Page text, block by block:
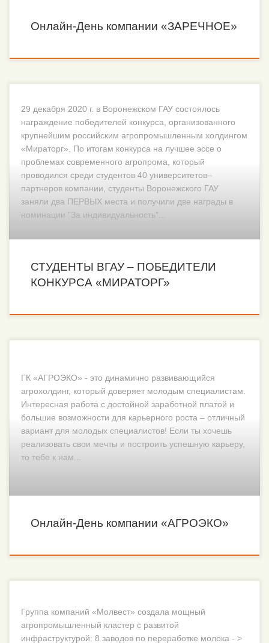
Онлайн-День компании «ЗАРЕЧНОЕ»
29 декабря 2020 г. в Воронежском ГАУ состоялось
награждение победителей конкурса, организованного
крупнейшим российским агропромышленным холдингом
«Мираторг». По итогам конкурса на лучшее эссе о
проблемах современного агропрома, который
проводился среди студентов 40 университетов–
партнеров компании, студенты Воронежского ГАУ
заняли два ПЕРВЫХ места и получили две награды в
номинации "За индивидуальность"...
СТУДЕНТЫ ВГАУ – ПОБЕДИТЕЛИ
КОНКУРСА «МИРАТОРГ»
ГК «АГРОЭКО» - это динамично развивающийся
агрохолдинг, который доверяет молодым специалистам.
Интересная работа с достойной заработной платой и
большие возможности для карьерного роста – отличный
вариант для молодых специалистов! Если ты хочешь
реализовать свои мечты и построить успешную карьеру,
то тебе к нам...
Онлайн-День компании «АГРОЭКО»
Группа компаний «Молвест» создала мощный
агропромышленный кластер с развитой
инфраструктурой: 8 заводов по переработке молока - >